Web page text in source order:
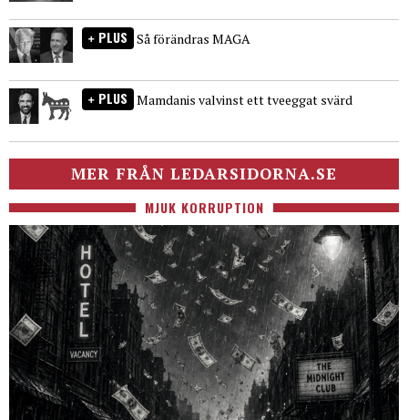
PLUS Så förändras MAGA
PLUS Mamdanis valvinst ett tveeggat svärd
MER FRÅN LEDARSIDORNA.SE
MJUK KORRUPTION